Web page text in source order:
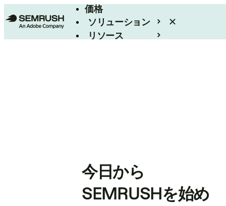
価格
ソリューション
リソース
今日から
SEMRUSHを始め